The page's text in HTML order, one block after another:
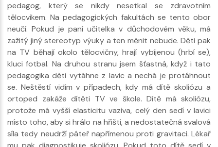
pedagog, který se nikdy nesetkal se zdravotním
tělocvikem. Na pedagogických fakultách se tento obor
neučí. Pokud je paní učitelka v důchodovém věku, má
zažitý jiný stereotyp výuky a ten měnit nebude. Děti pak
na TV běhají okolo tělocvičny, hrají vybíjenou (hrbí se),
kluci fotbal. Na druhou stranu jsem šťastná, když i tato
pedagogika děti vytáhne z lavic a nechá je protáhnout
se. Neštěstí vidím v případech, kdy má dítě skoliózu a
ortoped zakáže dítěti TV ve škole. Dítě má skoliózu,
protože má vyšší elasticitu vaziva, celý den sedí v lavici
místo toho, aby si hrálo na hřišti, a nedostatečná svalová
síla tedy neudrží páteř napřímenou proti gravitaci. Lékař